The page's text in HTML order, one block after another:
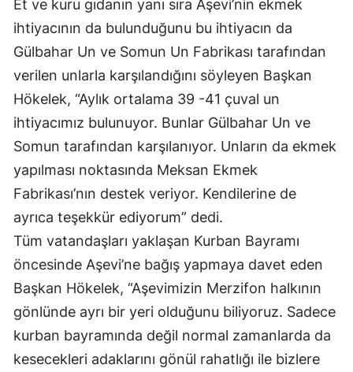
Et ve kuru gıdanın yanı sıra Aşevi’nin ekmek
ihtiyacının da bulunduğunu bu ihtiyacın da
Gülbahar Un ve Somun Un Fabrikası tarafından
verilen unlarla karşılandığını söyleyen Başkan
Hökelek, “Aylık ortalama 39 -41 çuval un
ihtiyacımız bulunuyor. Bunlar Gülbahar Un ve
Somun tarafından karşılanıyor. Unların da ekmek
yapılması noktasında Meksan Ekmek
Fabrikası’nın destek veriyor. Kendilerine de
ayrıca teşekkür ediyorum” dedi.
Tüm vatandaşları yaklaşan Kurban Bayramı
öncesinde Aşevi’ne bağış yapmaya davet eden
Başkan Hökelek, “Aşevimizin Merzifon halkının
gönlünde ayrı bir yeri olduğunu biliyoruz. Sadece
kurban bayramında değil normal zamanlarda da
kesecekleri adaklarını gönül rahatlığı ile bizlere